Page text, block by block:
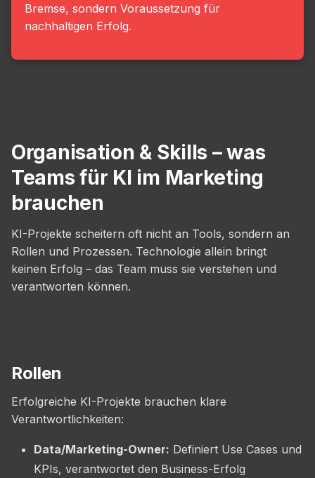
Bremse, sondern Voraussetzung für
nachhaltigen Erfolg.
Organisation & Skills – was
Teams für KI im Marketing
brauchen
KI-Projekte scheitern oft nicht an Tools, sondern an
Rollen und Prozessen. Technologie allein bringt
keinen Erfolg – das Team muss sie verstehen und
verantworten können.
Rollen
Erfolgreiche KI-Projekte brauchen klare
Verantwortlichkeiten:
Data/Marketing-Owner: Definiert Use Cases und
KPIs, verantwortet den Business-Erfolg